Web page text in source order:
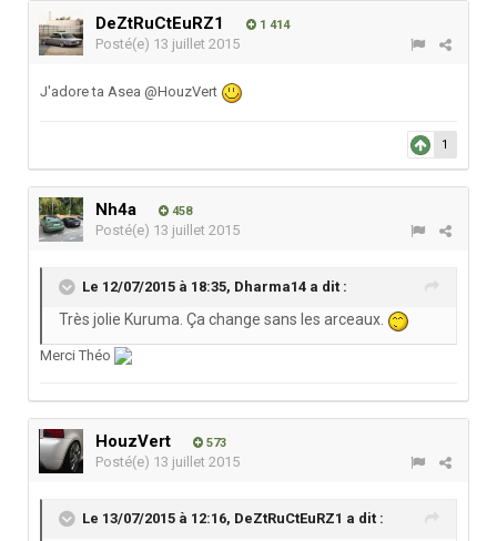
DeZtRuCtEuRZ1 1 414
Posté(e) 13 juillet 2015
J'adore ta Asea @HouzVert
1
Nh4a 458
Posté(e) 13 juillet 2015
Le 12/07/2015 à 18:35, Dharma14 a dit :
Très jolie Kuruma. Ça change sans les arceaux.
Merci Théo
HouzVert 573
Posté(e) 13 juillet 2015
Le 13/07/2015 à 12:16, DeZtRuCtEuRZ1 a dit :